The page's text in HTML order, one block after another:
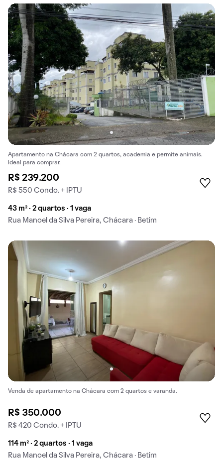
Apartamento na Chácara com 2 quartos, academia e permite animais.
Ideal para comprar.
R$ 239.200
R$ 550 Condo. + IPTU
43 m² · 2 quartos · 1 vaga
Rua Manoel da Silva Pereira, Chácara · Betim
Venda de apartamento na Chácara com 2 quartos e varanda.
R$ 350.000
R$ 420 Condo. + IPTU
114 m² · 2 quartos · 1 vaga
Rua Manoel da Silva Pereira, Chácara · Betim